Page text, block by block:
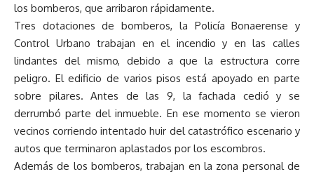
los bomberos, que arribaron rápidamente.
Tres dotaciones de bomberos, la Policía Bonaerense y
Control Urbano trabajan en el incendio y en las calles
lindantes del mismo, debido a que la estructura corre
peligro. El edificio de varios pisos está apoyado en parte
sobre pilares. Antes de las 9, la fachada cedió y se
derrumbó parte del inmueble. En ese momento se vieron
vecinos corriendo intentado huir del catastrófico escenario y
autos que terminaron aplastados por los escombros.
Además de los bomberos, trabajan en la zona personal de